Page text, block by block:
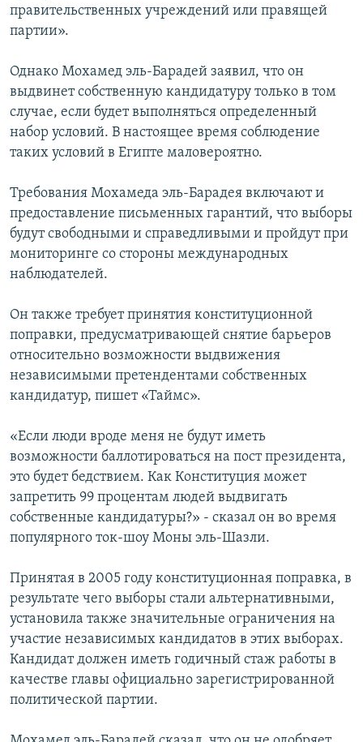
правительственных учреждений или правящей
партии».
Однако Мохамед эль-Барадей заявил, что он
выдвинет собственную кандидатуру только в том
случае, если будет выполняться определенный
набор условий. В настоящее время соблюдение
таких условий в Египте маловероятно.
Требования Мохамеда эль-Барадея включают и
предоставление письменных гарантий, что выборы
будут свободными и справедливыми и пройдут при
мониторинге со стороны международных
наблюдателей.
Он также требует принятия конституционной
поправки, предусматривающей снятие барьеров
относительно возможности выдвижения
независимыми претендентами собственных
кандидатур, пишет «Таймс».
«Если люди вроде меня не будут иметь
возможности баллотироваться на пост президента,
это будет бедствием. Как Конституция может
запретить 99 процентам людей выдвигать
собственные кандидатуры?» - сказал он во время
популярного ток-шоу Моны эль-Шазли.
Принятая в 2005 году конституционная поправка, в
результате чего выборы стали альтернативными,
установила также значительные ограничения на
участие независимых кандидатов в этих выборах.
Кандидат должен иметь годичный стаж работы в
качестве главы официально зарегистрированной
политической партии.